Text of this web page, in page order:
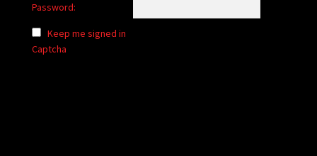
Password:
Keep me signed in
Captcha